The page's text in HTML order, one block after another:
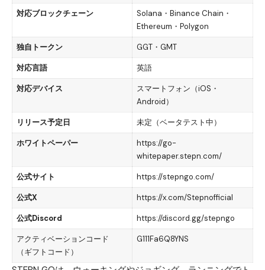
対応ブロックチェーン
Solana・Binance Chain・
Ethereum・Polygon
独自トークン GGT・GMT
対応言語 英語
対応デバイス
スマートフォン（iOS・
Android）
リリース予定日 未定（ベータテスト中）
ホワイトペーパー
https://go-
whitepaper.stepn.com/
公式サイト https://stepngo.com/
公式X https://x.com/Stepnofficial
公式Discord https://discord.gg/stepngo
アクティベーションコード
（ギフトコード）
G111Fa6Q8YNS